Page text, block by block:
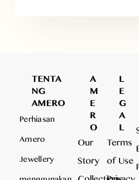
TENTA
NG
AMERO
Perhiasan
Amero
Jewellery
A
M
E
R
O
Our
Story
L
E
G
A
L
Terms
of Use